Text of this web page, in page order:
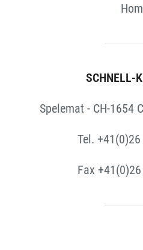
SCHNELL-
Spelemat - CH-1654
Tel.
Fax